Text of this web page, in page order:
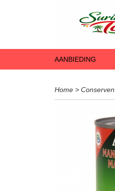
AANBIEDING
Home > Conserven